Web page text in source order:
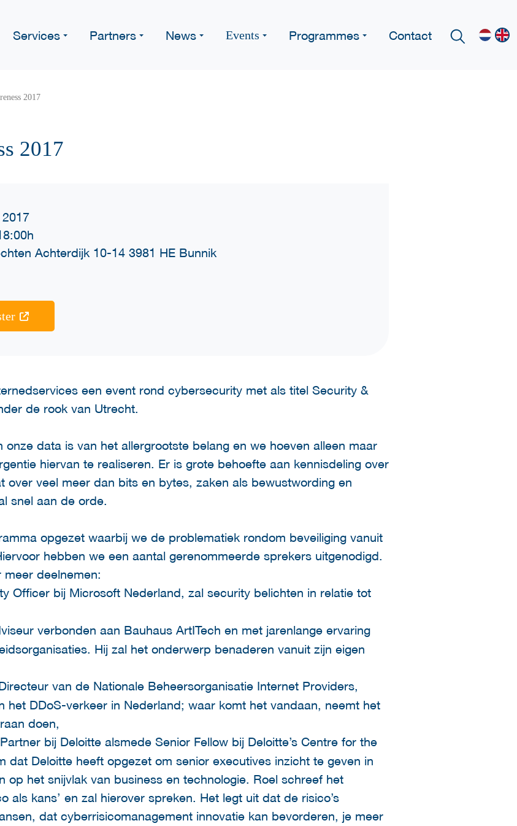
Services Partners News Events Programmes Contact
2017
2017
Achterdijk 10-14 3981 HE Bunnik
een event rond cybersecurity met als titel Security &
de rook van Utrecht.
onze data is van het allergrootste belang en we hoeven alleen maar
hiervan te realiseren. Er is grote behoefte aan kennisdeling over
over veel meer dan bits en bytes, zaken als bewustwording en
snel aan de orde.
opgezet waarbij we de problematiek rondom beveiliging vanuit
hebben we een aantal gerenommeerde sprekers uitgenodigd.
deelnemen:
Officer bij Microsoft Nederland, zal security belichten in relatie tot
verbonden aan Bauhaus ArtITech en met jarenlange ervaring
Hij zal het onderwerp benaderen vanuit zijn eigen
van de Nationale Beheersorganisatie Internet Providers,
het DDoS-verkeer in Nederland; waar komt het vandaan, neemt het
doen,
bij Deloitte alsmede Senior Fellow bij Deloitte’s Centre for the
dat Deloitte heeft opgezet om senior executives inzicht te geven in
op het snijvlak van business en technologie. Roel schreef het
als kans’ en zal hierover spreken. Het legt uit dat de risico’s
dat cyberrisicomanagement innovatie kan bevorderen, je meer